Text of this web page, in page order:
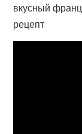
вкусный
рецепт